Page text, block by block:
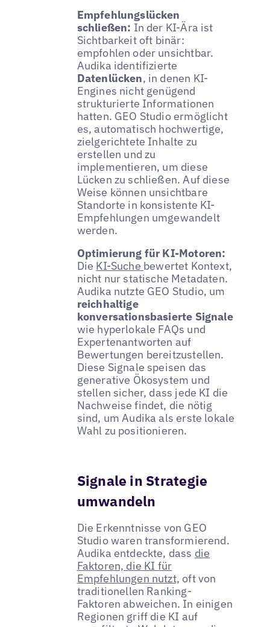
Empfehlungslücken
schließen: In der KI-Ära ist
Sichtbarkeit oft binär:
empfohlen oder unsichtbar.
Audika identifizierte
Datenlücken, in denen KI-
Engines nicht genügend
strukturierte Informationen
hatten. GEO Studio ermöglicht
es, automatisch hochwertige,
zielgerichtete Inhalte zu
erstellen und zu
implementieren, um diese
Lücken zu schließen. Auf diese
Weise können unsichtbare
Standorte in konsistente KI-
Empfehlungen umgewandelt
werden.
Optimierung für KI-Motoren:
Die KI-Suche bewertet Kontext,
nicht nur statische Metadaten.
Audika nutzte GEO Studio, um
reichhaltige
konversationsbasierte Signale
wie hyperlokale FAQs und
Expertenantworten auf
Bewertungen bereitzustellen.
Diese Signale speisen das
generative Ökosystem und
stellen sicher, dass jede KI die
Nachweise findet, die nötig
sind, um Audika als erste lokale
Wahl zu positionieren.
Signale in Strategie
umwandeln
Die Erkenntnisse von GEO
Studio waren transformierend.
Audika entdeckte, dass die
Faktoren, die KI für
Empfehlungen nutzt, oft von
traditionellen Ranking-
Faktoren abweichen. In einigen
Regionen griff die KI auf